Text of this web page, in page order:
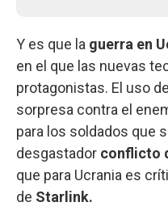
Y es que la guerra en
en el que las nuevas
protagonistas. El uso
sorpresa contra el
para los soldados que
desgastador conflicto
que para Ucrania es
de Starlink.